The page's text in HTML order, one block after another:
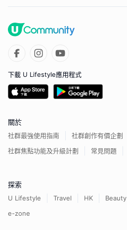
下載 U Lifestyle應用程式
關於
社群最強使用指南
社群創作有價企劃
社群焦點功能及升級計劃
常見問題
探索
U Lifestyle Travel HK Beauty
e-zone